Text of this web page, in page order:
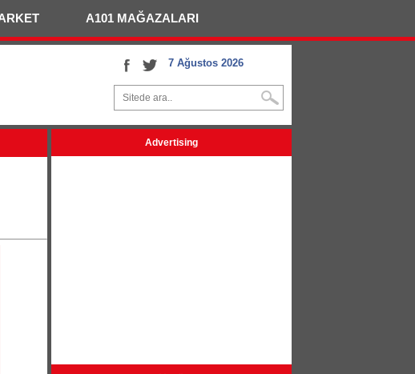
A101 MAĞAZALARI
7 Ağustos 2026
Advertising